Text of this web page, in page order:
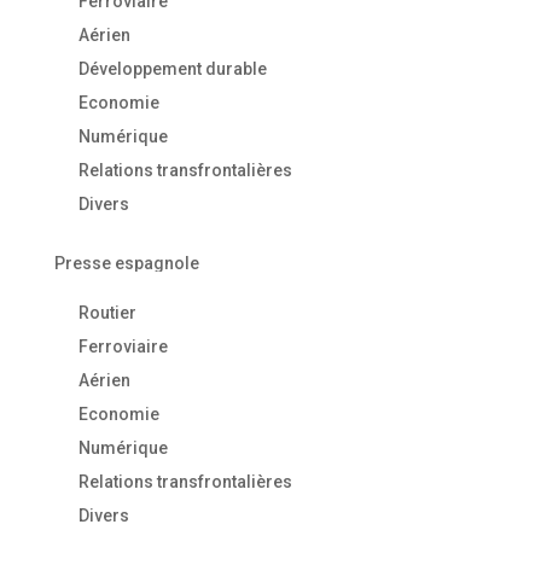
Aérien
Développement durable
Economie
Numérique
Relations transfrontalières
Divers
Presse espagnole
Routier
Ferroviaire
Aérien
Economie
Numérique
Relations transfrontalières
Divers